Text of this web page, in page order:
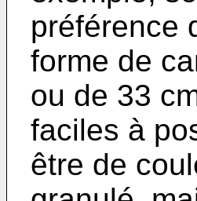
préférence
forme de
ou de 33
faciles à
être de